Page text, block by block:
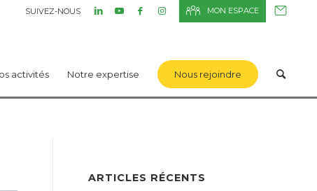
SUIVEZ-NOUS MON ESPACE
activités Notre expertise Nous rejoindre
ARTICLES RÉCENTS